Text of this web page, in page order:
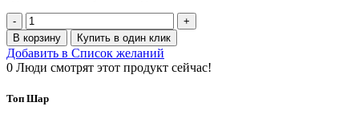
Количество
товара
Набор
шаров
"Ты
милый
В корзину Купить в один клик
Добавить в Список желаний
0 Люди смотрят этот продукт сейчас!
Топ Шар